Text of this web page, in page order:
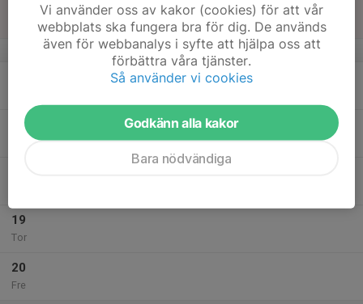
v.47
17
19
Tor
20
Fre
Vi använder oss av kakor (cookies) för att vår
webbplats ska fungera bra för dig. De används
även för webbanalys i syfte att hjälpa oss att
förbättra våra tjänster.
Så använder vi cookies
Godkänn alla kakor
Bara nödvändiga